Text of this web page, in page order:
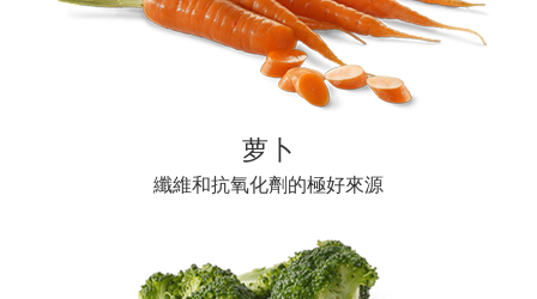
萝卜
纖維和抗氧化劑的極好來源